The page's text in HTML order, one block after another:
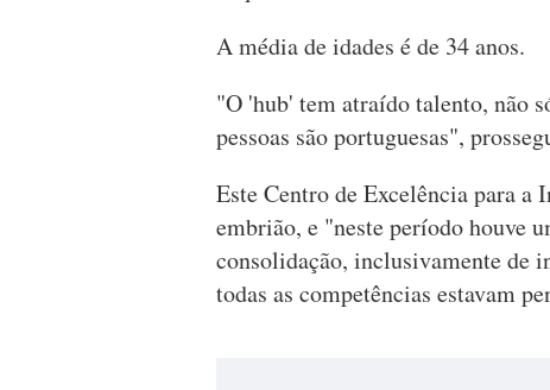
A média de idades é de 34 anos.
"O 'hub' tem atraído talento, não
pessoas são portuguesas",
Este Centro de Excelência para a
embrião, e "neste período houve
consolidação, inclusivamente de
todas as competências estavam